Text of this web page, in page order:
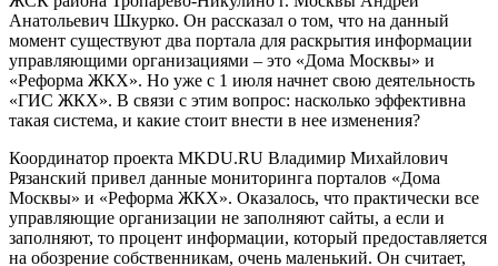
Анатольевич Шкурко. Он рассказал о том, что на данный
момент существуют два портала для раскрытия информации
управляющими организациями – это «Дома Москвы» и
«Реформа ЖКХ». Но уже с 1 июля начнет свою деятельность
«ГИС ЖКХ». В связи с этим вопрос: насколько эффективна
такая система, и какие стоит внести в нее изменения?
Координатор проекта MKDU.RU Владимир Михайлович
Рязанский привел данные мониторинга порталов «Дома
Москвы» и «Реформа ЖКХ». Оказалось, что практически все
управляющие организации не заполняют сайты, а если и
заполняют, то процент информации, который предоставляется
на обозрение собственникам, очень маленький. Он считает,